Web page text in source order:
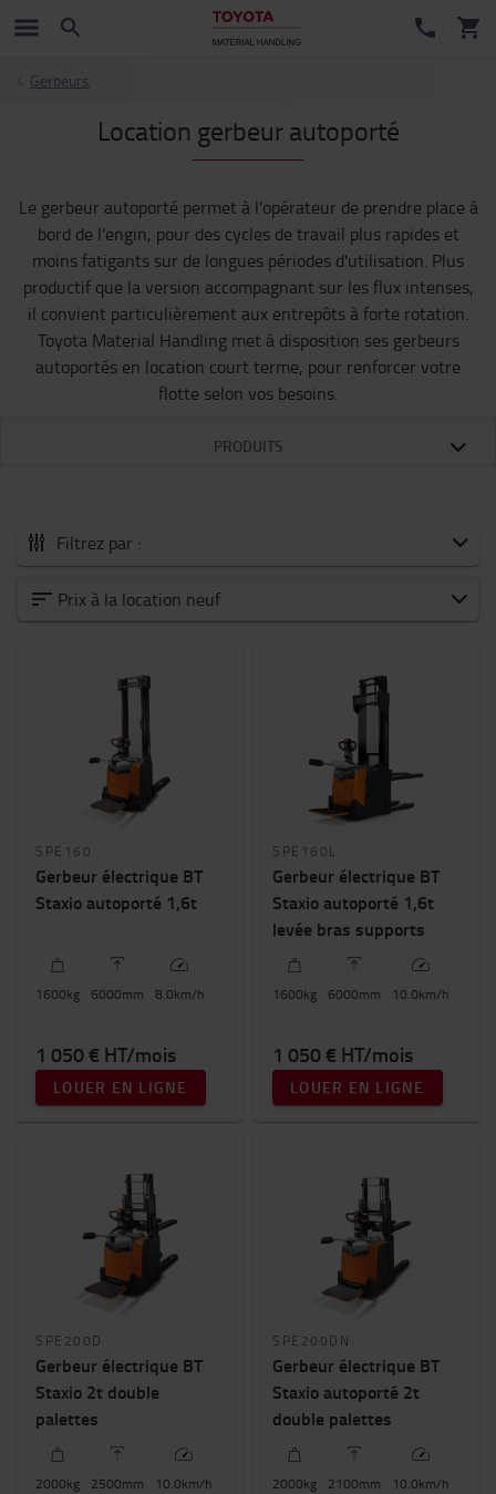
Gerbeurs
Location gerbeur autoporté
Le gerbeur autoporté permet à l'opérateur de prendre place à
bord de l'engin, pour des cycles de travail plus rapides et
moins fatigants sur de longues périodes d'utilisation. Plus
productif que la version accompagnant sur les flux intenses,
il convient particulièrement aux entrepôts à forte rotation.
Toyota Material Handling met à disposition ses gerbeurs
autoportés en location court terme, pour renforcer votre
flotte selon vos besoins.
PRODUITS
Filtrez par :
Nos chariots élévateurs en location
Chariot préparateur de commandes
Chariot frontal électrique
Chariot frontal thermique
Chariots à mât rétractable
Chariot tracteur
Catégorie
Capacité nominale
2000kg
Hauteur de levée (mm)
Prix à la location neuf
SPE160
Gerbeur électrique BT
Staxio autoporté 1,6t
1600kg 6000mm 8.0km/h
1 050 € HT/mois
LOUER EN LIGNE
SPE160L
Gerbeur électrique BT
Staxio autoporté 1,6t
levée bras supports
1600kg 6000mm 10.0km/h
1 050 € HT/mois
LOUER EN LIGNE
SPE200D
Gerbeur électrique BT
Staxio 2t double
palettes
2000kg 2500mm 10.0km/h
SPE200DN
Gerbeur électrique BT
Staxio autoporté 2t
double palettes
2000kg 2100mm 10.0km/h